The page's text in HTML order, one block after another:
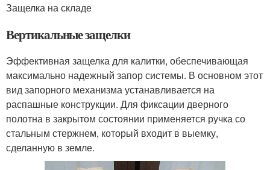
Защелка на складе
Вертикальные защелки
Эффективная защелка для калитки, обеспечивающая
максимально надежный запор системы. В основном этот
вид запорного механизма устанавливается на
распашные конструкции. Для фиксации дверного
полотна в закрытом состоянии применяется ручка со
стальным стержнем, который входит в выемку,
сделанную в земле.